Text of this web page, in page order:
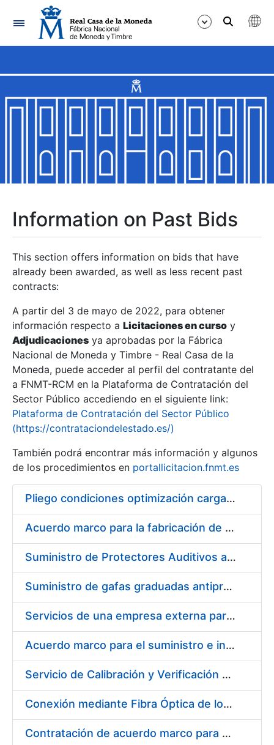
Navigation
Show/Hide
Show/Hide
Show/Hide
Show/Hide
Show/Hide
Show/Hide
Information on Past Bids
This section offers information on bids that have
already been awarded, as well as less recent past
contracts:
A partir del 3 de mayo de 2022, para obtener
información respecto a Licitaciones en curso y
Adjudicaciones ya aprobadas por la Fábrica
Nacional de Moneda y Timbre - Real Casa de la
Moneda, puede acceder al perfil del contratante del
a FNMT-RCM en la Plataforma de Contratación del
Sector Público accediendo en el siguiente link:
Plataforma de Contratación del Sector Público
(https://contrataciondelestado.es/)
También podrá encontrar más información y algunos
de los procedimientos en portallicitacion.fnmt.es
Pliego condiciones optimización cargas compras firmado
Acuerdo marco para la fabricación de piezas
Suministro de Protectores Auditivos a medida para las personas trabajadoras de los Centros de Trabajo de Madrid y Burgos
Suministro de gafas graduadas antiproyecciones para los trabajadores de la FNMT-RCM en los centros de trabajo de Madrid y Burgos
Servicios de una empresa externa para el asesoramiento y resolución de los recursos de alzada que se presentan relacionados con procesos de selección para la FNMT-RCM
Acuerdo marco para el suministro e instalación de persianas, estores y otros complementos
Servicio de Calibración y Verificación Externa de los Equipos de Medición del Servicio de Prevención de la FNMT-RCM
Conexión mediante Fibra Óptica de los Centros de Proceso de Datos (CPDs) de las sedes de la FNMT-RCM de Burgos y Madrid
Contratación de acuerdo marco para el Suministro de Material de Electricidad para la Fábrica Nacional de Moneda y Timbre-Real Casa de la Moneda en su centro de trabajo de Burgos